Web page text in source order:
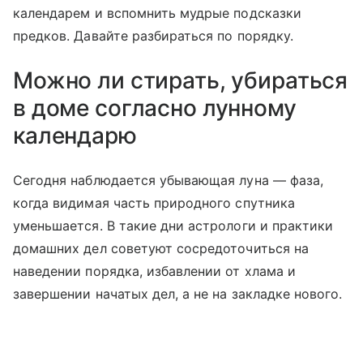
календарем и вспомнить мудрые подсказки
предков. Давайте разбираться по порядку.
Можно ли стирать, убираться
в доме согласно лунному
календарю
Сегодня наблюдается убывающая луна — фаза,
когда видимая часть природного спутника
уменьшается. В такие дни астрологи и практики
домашних дел советуют сосредоточиться на
наведении порядка, избавлении от хлама и
завершении начатых дел, а не на закладке нового.